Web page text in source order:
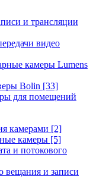
и трансляции
видео
камеры Lumens
Bolin [33]
для помещений
камерами [2]
камеры [5]
и потокового
вещания и записи